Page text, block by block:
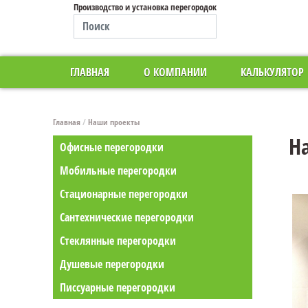
Производство и установка перегородок
ГЛАВНАЯ О КОМПАНИИ КАЛЬКУЛЯТОР
Главная/Наши проекты
Офисные перегородки
Мобильные перегородки
Стационарные перегородки
Сантехнические перегородки
Стеклянные перегородки
Душевые перегородки
Писсуарные перегородки